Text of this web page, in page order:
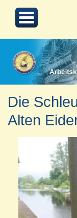
Die
Alten